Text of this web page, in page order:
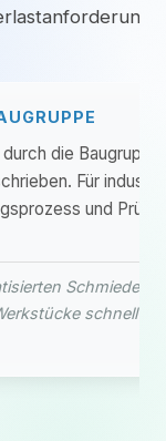
die Baugruppe
Für
und
schnell